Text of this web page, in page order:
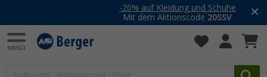
-20% auf Kleidung und Schuhe
Mit dem Aktionscode20SSV